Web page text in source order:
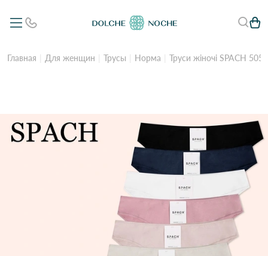
Главная Для женщин Трусы Норма Труси жіночі SPACH 505